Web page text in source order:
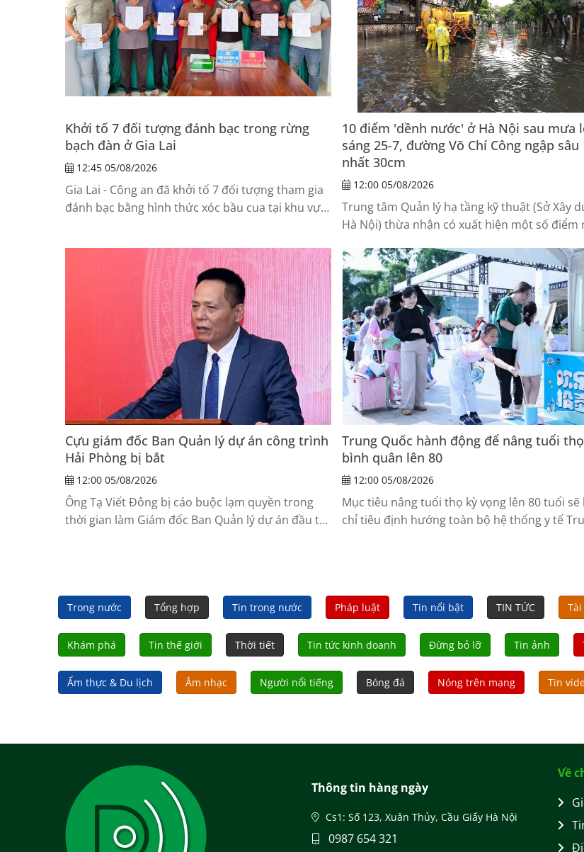
Khởi tố 7 đối tượng đánh bạc trong rừng
bạch đàn ở Gia Lai
12:45 05/08/2026
Gia Lai - Công an đã khởi tố 7 đối tượng tham gia
đánh bạc bằng hình thức xóc bầu cua tại khu vực
10 điểm 'dềnh nước' ở Hà Nội sau mưa
sáng 25-7, đường Võ Chí Công ngập sâu
nhất 30cm
12:00 05/08/2026
Trung tâm Quản lý hạ tầng kỹ thuật (Sở Xây
Hà Nội) thừa nhận có xuất hiện một số điểm
sau trận mưa lớn sáng 25-7, riêng tại đường
Chí Công có đoạn ngập sâu 30cm.
Cựu giám đốc Ban Quản lý dự án công trình
Hải Phòng bị bắt
12:00 05/08/2026
Ông Tạ Viết Đông bị cáo buộc lạm quyền trong
thời gian làm Giám đốc Ban Quản lý dự án đầu tư
Trung Quốc hành động để nâng tuổi thọ
bình quân lên 80
12:00 05/08/2026
Mục tiêu nâng tuổi thọ kỳ vọng lên 80 tuổi sẽ
chỉ tiêu định hướng toàn bộ hệ thống y tế
Trong nước Tổng hợp Tin trong nước Pháp luật Tin nổi bật TIN TỨC
Khám phá Tin thế giới Thời tiết Tin tức kinh doanh Đừng bỏ lỡ Tin ảnh
Ẩm thực & Du lịch Âm nhạc Người nổi tiếng Bóng đá Nóng trên mạng Tin
Thông tin hàng ngày
Cs1: Số 123, Xuân Thủy, Cầu Giấy Hà Nội
0987 654 321
Về